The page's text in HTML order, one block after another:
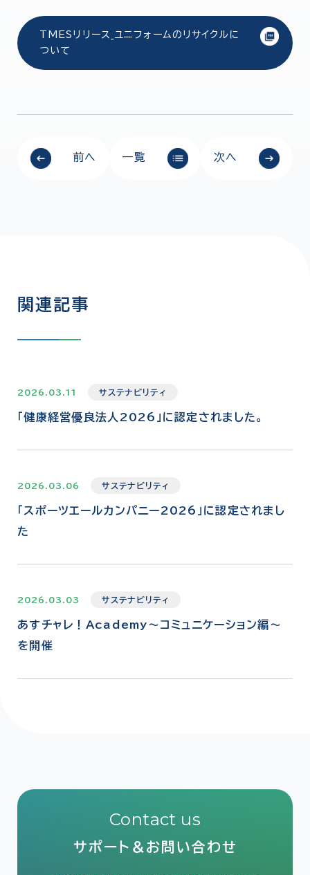
TMESリリース_ユニフォームのリサイクルに
ついて
前へ 一覧 次へ
関連記事
2026.03.11 サステナビリティ
「健康経営優良法人2026」に認定されました。
2026.03.06 サステナビリティ
「スポーツエールカンパニー2026」に認定されまし
た
2026.03.03 サステナビリティ
あすチャレ！Academy～コミュニケーション編～
を開催
Contact us
サポート＆お問い合わせ